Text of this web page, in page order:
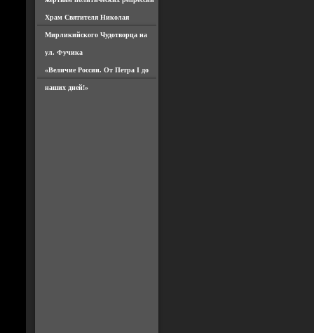
Храм Святителя Николая
Мирликийского Чудотворца на
ул. Фучика
«Величие России. От Петра I до
наших дней!»